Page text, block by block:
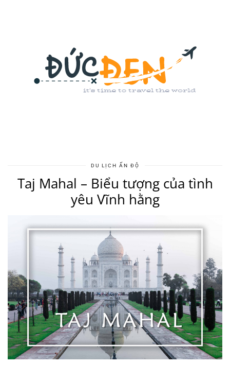
DU LỊCH ẤN ĐỘ
Taj Mahal – Biểu tượng của tình
yêu Vĩnh hằng